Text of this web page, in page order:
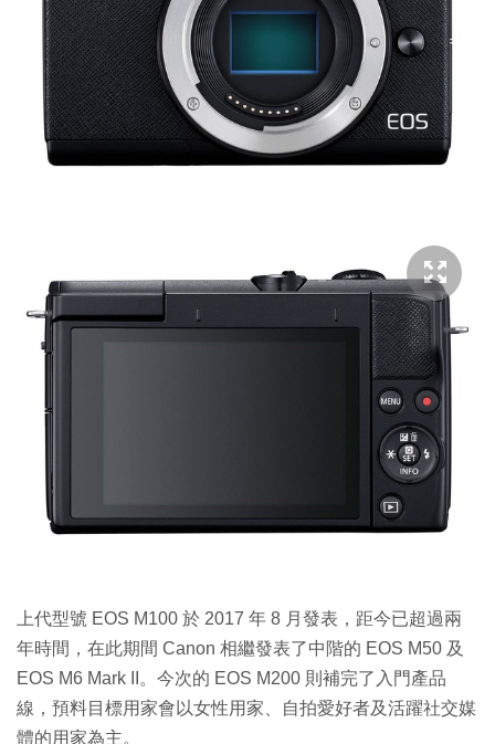
上代型號 EOS M100 於 2017 年 8 月發表，距今已超過兩
年時間，在此期間 Canon 相繼發表了中階的 EOS M50 及
EOS M6 Mark II。今次的 EOS M200 則補完了入門產品
線，預料目標用家會以女性用家、自拍愛好者及活躍社交媒
體的用家為主。